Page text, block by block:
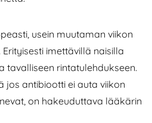
usein muutaman viikon
imettävillä naisilla
tavalliseen rintatulehdukseen.
jos antibiootti ei auta viikon
on hakeuduttava lääkärin